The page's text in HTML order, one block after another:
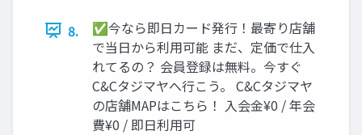
8.
✅今なら即日カード発行！最寄り店舗
で当日から利用可能 まだ、定価で仕入
れてるの？ 会員登録は無料。今すぐ
C&Cタジマヤへ行こう。 C&Cタジマヤ
の店舗MAPはこちら！ 入会金¥0 / 年会
費¥0 / 即日利用可